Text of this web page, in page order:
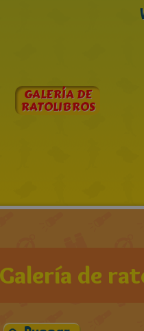
GALERÍA DE
RATOLIBROS
Galería de